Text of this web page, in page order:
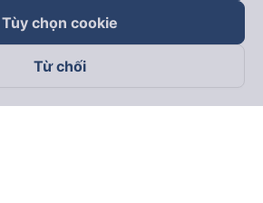
trên
Tùy chọn cookie
Từ chối